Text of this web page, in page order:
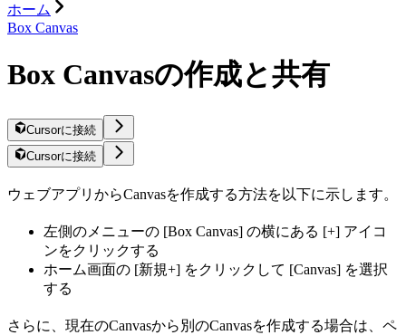
ホーム
Box Canvas
Box Canvasの作成と共有
Cursorに接続
Cursorに接続
ウェブアプリからCanvasを作成する方法を以下に示します。
左側のメニューの [Box Canvas] の横にある [+] アイコ
ンをクリックする
ホーム画面の [新規+] をクリックして [Canvas] を選択
する
さらに、現在のCanvasから別のCanvasを作成する場合は、ペ